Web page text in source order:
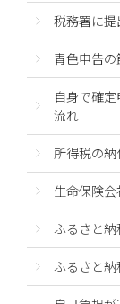
税務署に
青色申告
自身で確
流れ
所得税の
生命保険
ふるさと
ふるさと